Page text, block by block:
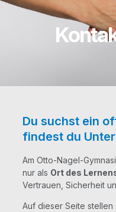
Du suchst ein
findest du
Am Otto-Nagel-
nur als Ort des
Ver­trau­en, Sicher­heit
Auf die­ser Sei­te